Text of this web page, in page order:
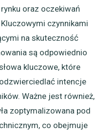
oraz oczekiwań
czynnikami
na skuteczność
są odpowiednio
kluczowe, które
intencje
Ważne jest
zoptymalizowana pod
co obejmuje